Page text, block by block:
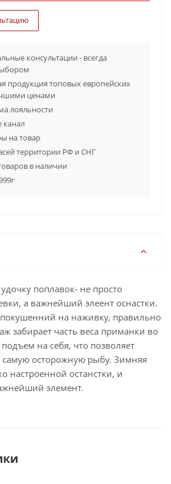
консультации - всегда
продукция топовых европейских
ценами
лояльности
канал
на товар
территории РФ и СНГ
в наличии
поплавок- не просто
а важнейший элеент оснастки.
на наживку, правильно
забирает часть веса приманки во
на себя, что позволяет
самую осторожную рыбу. Зимняя
настроенной останстки, и
элемент.